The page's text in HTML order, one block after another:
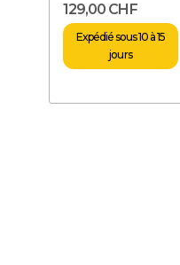
cm
129,00 CHF
Expédié sous 10 à 15
jours